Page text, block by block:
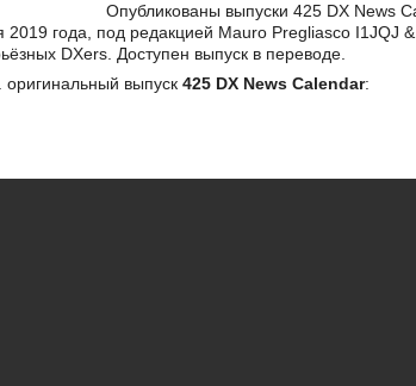
Опубликованы выпуски 425 DX News
2019 года, под редакцией Mauro Pregliasco I1JQJ
DXers. Доступен выпуск в переводе.
выпуск425 DX News Calendar: